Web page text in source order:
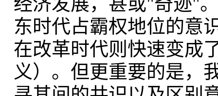
东时代占霸权地位的意
在改革时代则快速变成
义）。但更重要的是，